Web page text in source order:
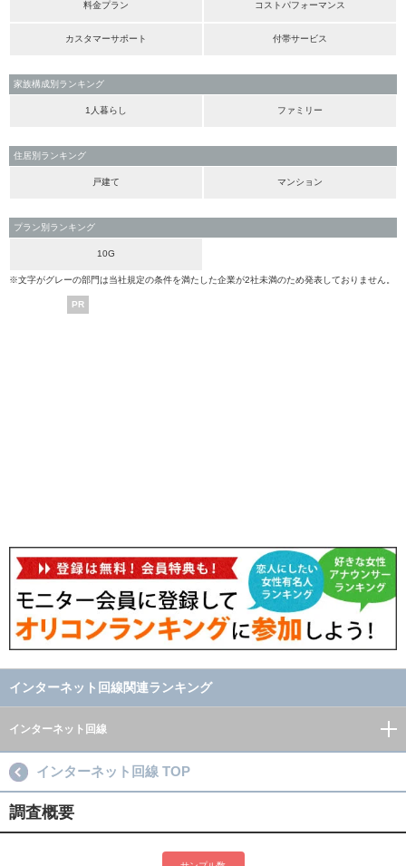
料金プラン コストパフォーマンス
カスタマーサポート 付帯サービス
家族構成別ランキング
1人暮らし ファミリー
住居別ランキング
戸建て マンション
プラン別ランキング
10G
※文字がグレーの部門は当社規定の条件を満たした企業が2社未満のため発表しておりません。
PR
インターネット回線関連ランキング
インターネット回線
インターネット回線 TOP
調査概要